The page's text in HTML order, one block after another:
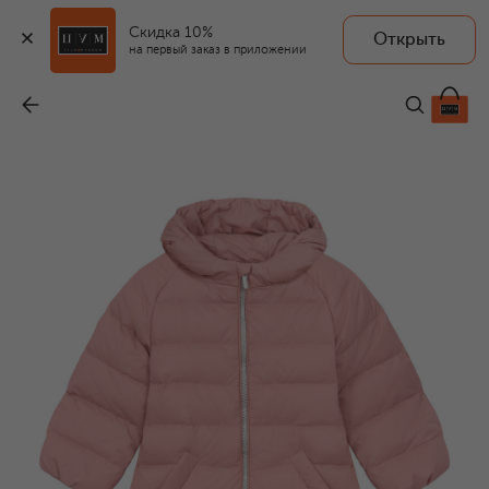
Скидка 10%
на первый заказ в приложении
Открыть
CHEPE
16 000 ₽